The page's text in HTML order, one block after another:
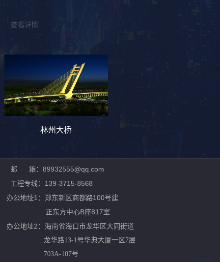
查看详情
林州大桥
邮 箱：89932555@qq.com
工程专线：139-3715-8568
办公地址1：郑东新区商都路100号建
正东方中心B座817室
办公地址2：
海南省海口市龙华区大同街道
龙华路13-1号华典大厦一区7层
703A-107号